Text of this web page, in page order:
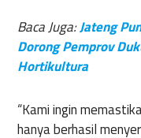
Baca Juga:Jateng
Dorong Pemprov
Hortikultura
“Kami ingin
hanya berhasil